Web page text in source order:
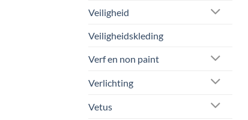
Veiligheid
Veiligheidskleding
Verf en non paint
Verlichting
Vetus